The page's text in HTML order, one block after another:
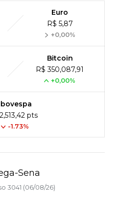
Euro
R$ 5,87
+0,00%
Bitcoin
R$ 350,087,91
+0,00%
pts
-1.73%
Sena
3041 (06/08/26)